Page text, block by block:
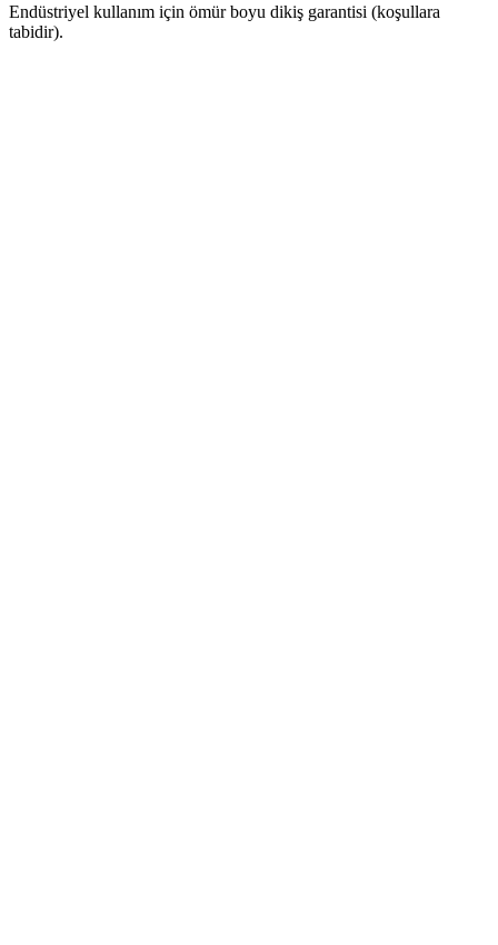
Endüstriyel kullanım için ömür boyu dikiş garantisi (koşullara
tabidir).